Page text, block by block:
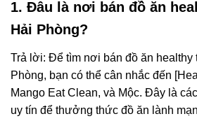
1. Đâu là nơi bán đồ ăn
Hải Phòng?
Trả lời: Để tìm nơi bán đồ ăn healthy
Phòng, bạn có thể cân nhắc đến
Mango Eat Clean, và Mộc. Đây là
uy tín để thưởng thức đồ ăn lành